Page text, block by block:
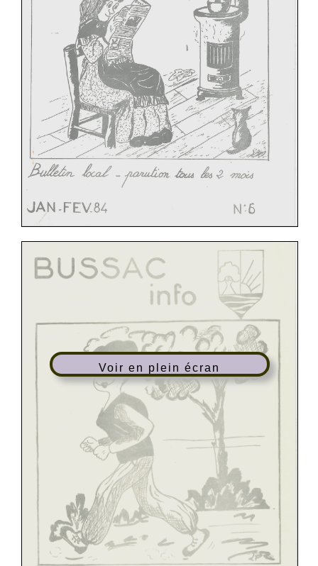
Voir en plein écran